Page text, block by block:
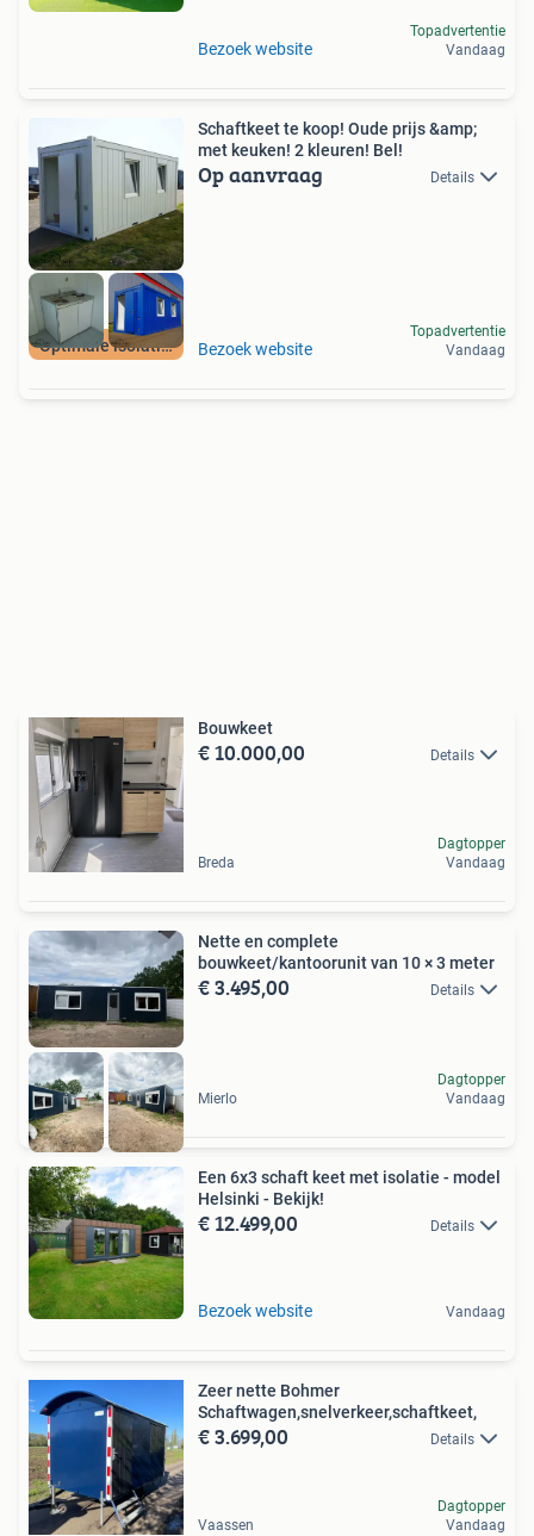
Bezoek website
Topadvertentie
Vandaag
Optimale isolatie!
Schaftkeet te koop! Oude prijs &amp;
met keuken! 2 kleuren! Bel!
Op aanvraag Details
Bezoek website
Topadvertentie
Vandaag
Bouwkeet
€ 10.000,00 Details
Breda
Dagtopper
Vandaag
Nette en complete
bouwkeet/kantoorunit van 10 × 3 meter
€ 3.495,00 Details
Mierlo
Dagtopper
Vandaag
Een 6x3 schaft keet met isolatie - model
Helsinki - Bekijk!
€ 12.499,00 Details
Bezoek website Vandaag
Zeer nette Bohmer
Schaftwagen,snelverkeer,schaftkeet,
€ 3.699,00 Details
Vaassen
Dagtopper
Vandaag